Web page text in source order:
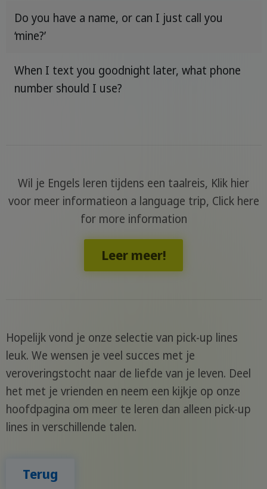
Do you have a name, or can I just call you
‘mine?’
When I text you goodnight later, what phone
number should I use?
Wil je Engels leren tijdens een taalreis, Klik hier
voor meer informatieon a language trip, Click here
for more information
Leer meer!
Hopelijk vond je onze selectie van pick-up lines
leuk. We wensen je veel succes met je
veroveringstocht naar de liefde van je leven. Deel
het met je vrienden en neem een kijkje op onze
hoofdpagina om meer te leren dan alleen pick-up
lines in verschillende talen.
Terug